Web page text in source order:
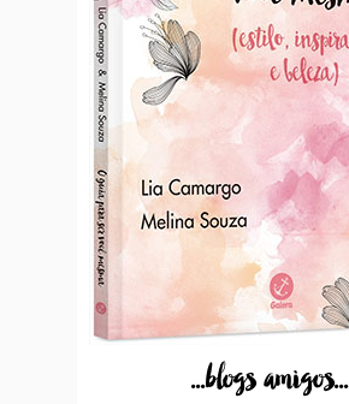
...blogs amigos...